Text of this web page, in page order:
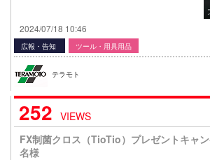
2024/07/18 10:46
広報・告知 ツール・用具用品
テラモト
252 VIEWS
FX制菌クロス（TioTio）プレゼントキャ
名様